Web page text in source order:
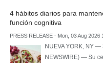
4 hábitos diarios para
función cognitiva
PRESS RELEASE - Mon, 03 Aug 2026
NUEVA YORK, NY
NEWSWIRE) — Su